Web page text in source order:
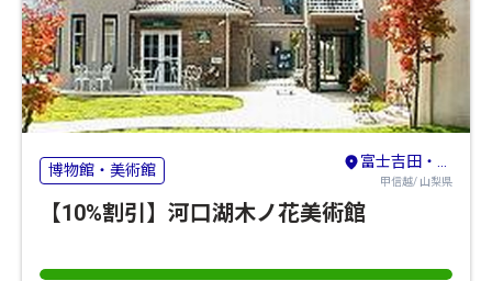
博物館・美術館 富士吉田・河口湖・本栖湖・西湖・精進湖
甲信越/ 山梨県
【10%割引】河口湖木ノ花美術館